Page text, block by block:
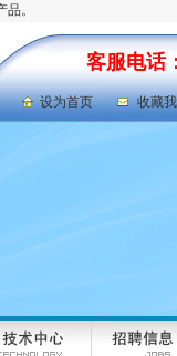
。
客服电话
设为首页 收藏
岩心劈样
型号：